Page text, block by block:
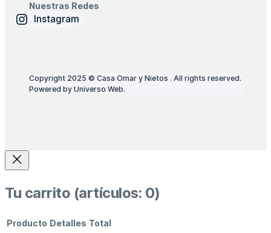
Nuestras Redes
Instagram
Copyright 2025 © Casa Omar y Nietos . All rights reserved.
Powered by Universo Web.
Tu carrito (artículos: 0)
Producto Detalles Total